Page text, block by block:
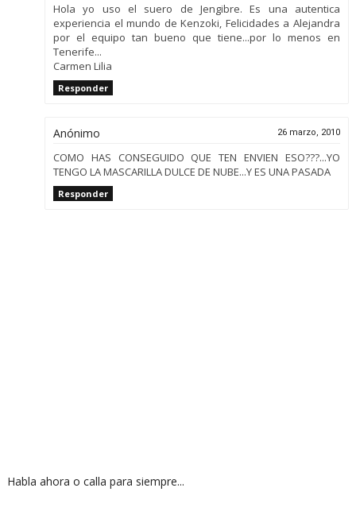
Hola yo uso el suero de Jengibre. Es una autentica
experiencia el mundo de Kenzoki, Felicidades a Alejandra
por el equipo tan bueno que tiene...por lo menos en
Tenerife...
Carmen Lilia
Responder
Anónimo 26 marzo, 2010
COMO HAS CONSEGUIDO QUE TEN ENVIEN ESO???...YO
TENGO LA MASCARILLA DULCE DE NUBE...Y ES UNA PASADA
Responder
Habla ahora o calla para siempre...